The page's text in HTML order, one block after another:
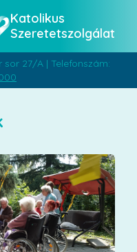
Katolikus
Szeretetszolgálat
sor 27/A | Telefonszám: